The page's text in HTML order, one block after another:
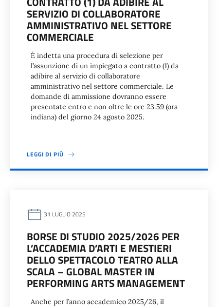
SERVIZIO DI COLLABORATORE
AMMINISTRATIVO NEL SETTORE
COMMERCIALE
È indetta una procedura di selezione per
l’assunzione di un impiegato a contratto (1) da
adibire al servizio di collaboratore
amministrativo nel settore commerciale. Le
domande di ammissione dovranno essere
presentate entro e non oltre le ore 23.59 (ora
indiana) del giorno 24 agosto 2025.
LEGGI DI PIÙ
31 LUGLIO 2025
BORSE DI STUDIO 2025/2026 PER
L’ACCADEMIA D’ARTI E MESTIERI
DELLO SPETTACOLO TEATRO ALLA
SCALA – GLOBAL MASTER IN
PERFORMING ARTS MANAGEMENT
Anche per l’anno accademico 2025/26, il